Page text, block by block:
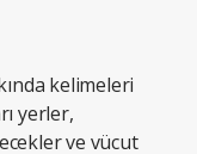
kelimeleri
yerler,
ve vücut